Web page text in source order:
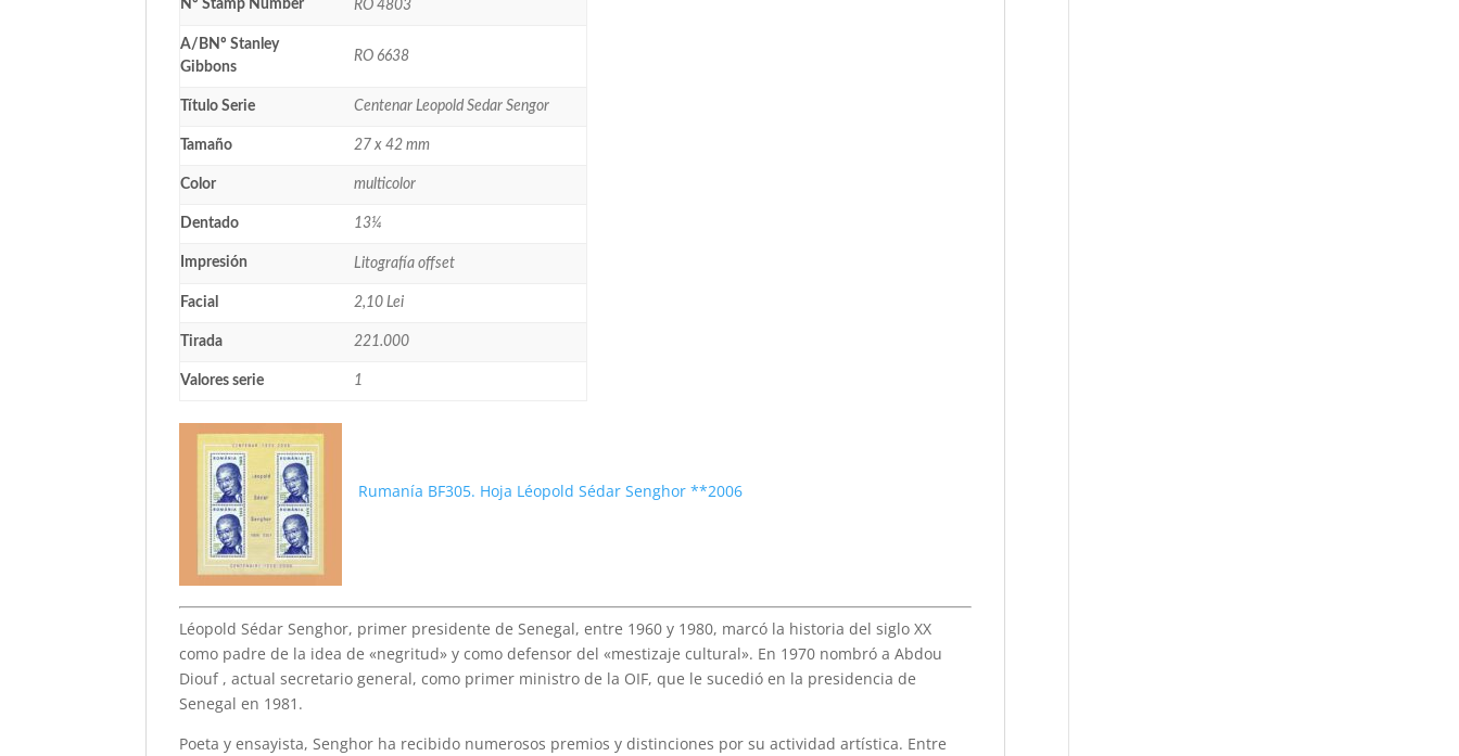
Nº Stamp Number RO 4803
A/BNº Stanley
Gibbons
RO 6638
Título Serie Centenar Leopold Sedar Sengor
Tamaño 27 x 42 mm
Color multicolor
Dentado 13¼
Impresión Litografía offset
Facial 2,10 Lei
Tirada 221.000
Valores serie 1
Rumanía BF305. Hoja Léopold Sédar Senghor **2006
Léopold Sédar Senghor, primer presidente de Senegal, entre 1960 y 1980, marcó la historia del siglo XX
como padre de la idea de «negritud» y como defensor del «mestizaje cultural». En 1970 nombró a Abdou
Diouf , actual secretario general, como primer ministro de la OIF, que le sucedió en la presidencia de
Senegal en 1981.
Poeta y ensayista, Senghor ha recibido numerosos premios y distinciones por su actividad artística. Entre